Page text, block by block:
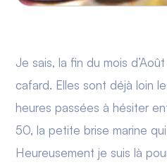
Je sais, la fin du mois
cafard. Elles sont déjà loin
heures passées à hésiter
50, la petite brise marine
Heureusement je suis là